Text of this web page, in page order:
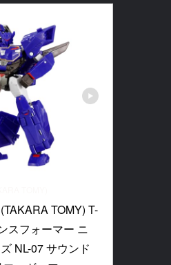
TOMY) T-
スフォーマー ニ
NL-07 サウンド